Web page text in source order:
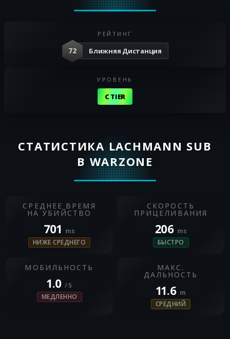
РЕЙТИНГ
72 Ближняя Дистанция
УРОВЕНЬ
C TIER
СТАТИСТИКА LACHMANN SUB
В WARZONE
СРЕДНЕЕ ВРЕМЯ
НА УБИЙСТВО
701 ms
НИЖЕ СРЕДНЕГО
СКОРОСТЬ
ПРИЦЕЛИВАНИЯ
206 ms
БЫСТРО
МОБИЛЬНОСТЬ
1.0 / 5
МЕДЛЕННО
МАКС.
ДАЛЬНОСТЬ
11.6 m
СРЕДНИЙ